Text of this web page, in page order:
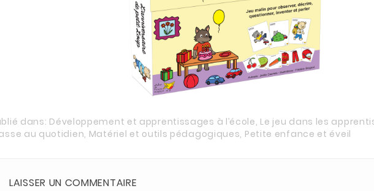
dans: Développement et apprentissages à l’école, Le jeu dans les
au quotidien, Matériel et outils pédagogiques, Petite enfance et éveil
LAISSER UN COMMENTAIRE